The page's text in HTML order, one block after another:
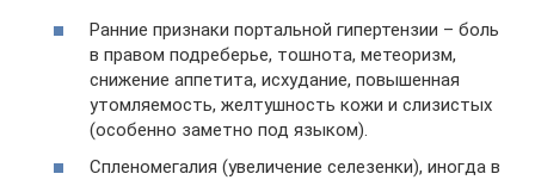
Ранние признаки портальной гипертензии – боль
в правом подреберье, тошнота, метеоризм,
снижение аппетита, исхудание, повышенная
утомляемость, желтушность кожи и слизистых
(особенно заметно под языком).
Спленомегалия (увеличение селезенки), иногда в